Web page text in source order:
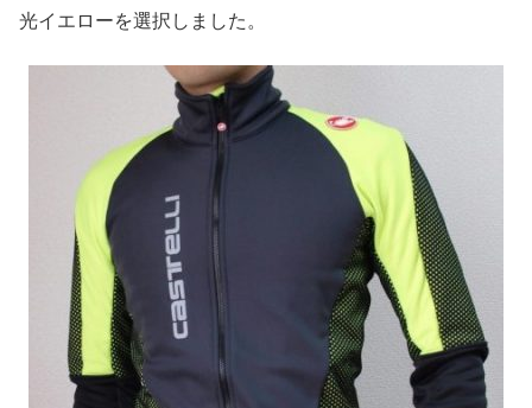
光イエローを選択しました。